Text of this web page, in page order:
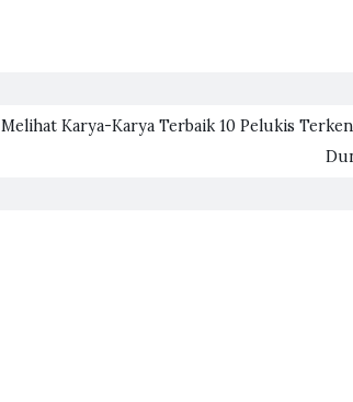
Melihat Karya-Karya Terbaik 10 Pelukis